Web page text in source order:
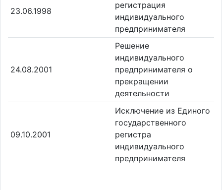
23.06.1998
регистрация
индивидуального
предпринимателя
24.08.2001
Решение
индивидуального
предпринимателя о
прекращении
деятельности
09.10.2001
Исключение из Единого
государственного
регистра
индивидуального
предпринимателя